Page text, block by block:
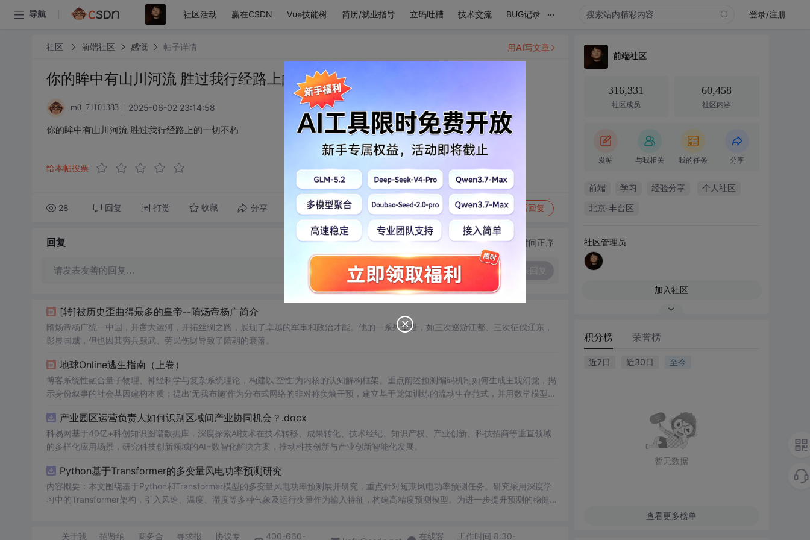
导航 社区活动 赢在CSDN Vue技能树 简历/就业指导 立码吐槽 技术交流 BUG记录 ... 登录/注册
社区 前端社区 感慨 帖子详情
你的眸中有山川河流 胜过我行经路上的一切不朽
m0_71101383 2025-06-02 23:14:58
你的眸中有山川河流 胜过我行经路上的一切不朽
给本帖投票
28 回复 打赏 收藏 分享 转发到动态 举报 写回复
用AI写文章
回复 切换为时间正序
请发表友善的回复…
[转]被历史歪曲得最多的皇帝--隋炀帝杨广简介
隋炀帝杨广统一中国，开凿大运河，开拓丝绸之路，展现了卓越的军事和政治才能。他的一系列举措，如三次巡游江都、三次征伐辽东，
彰显国威，但也因其穷兵黩武、劳民伤财导致了隋朝的衰落。
地球Online逃生指南（上卷）
博客系统性融合量子物理、神经科学与复杂系统理论，构建以‘空性’为内核的认知解构框架。重点阐述预测编码机制如何生成主观幻觉，揭
示身份叙事的社会基因建构本质；提出‘无我布施’作为分布式网络的非对称负熵干预，建立基于觉知训练的流动生存范式，并用数学模型
产业园区运营负责人如何识别区域间产业协同机会？.docx
科易网基于40亿+科创知识图谱数据库，深度探索AI技术在技术转移、成果转化、技术经纪、知识产权、产业创新、科技招商等垂直领域
的多样化应用场景，研究科技创新领域的AI+数智化解决方案，推动科技创新与产业创新智能化发展。
Python基于Transformer的多变量风电功率预测研究
内容概要：本文围绕基于Python和Transformer模型的多变量风电功率预测展开研究，重点针对短期风电功率预测任务。研究采用深度学
习中的Transformer架构，引入风速、温度、湿度等多种气象及运行变量作为输入特征，构建高精度预测模型。为进一步提升预测的稳健性
关于我 招贤纳 商务合 寻求报 协议专 400-660- 在线客 工作时间 8:30-
前端社区
316,331
社区成员
60,458
社区内容
发帖 与我相关 我的任务 分享
前端 学习 经验分享 个人社区
北京·丰台区
社区管理员
加入社区
积分榜 荣誉榜
近7日 近30日 至今
暂无数据
查看更多榜单